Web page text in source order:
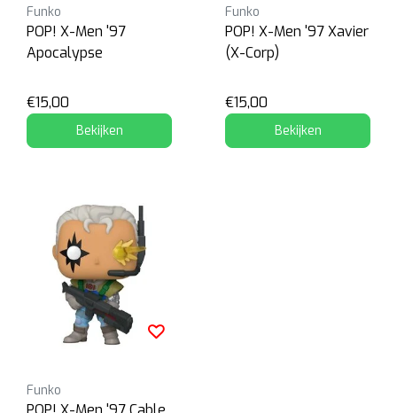
Funko
POP! X-Men '97
Apocalypse
€15,00
Bekijken
Funko
POP! X-Men '97 Xavier
(X-Corp)
€15,00
Bekijken
Funko